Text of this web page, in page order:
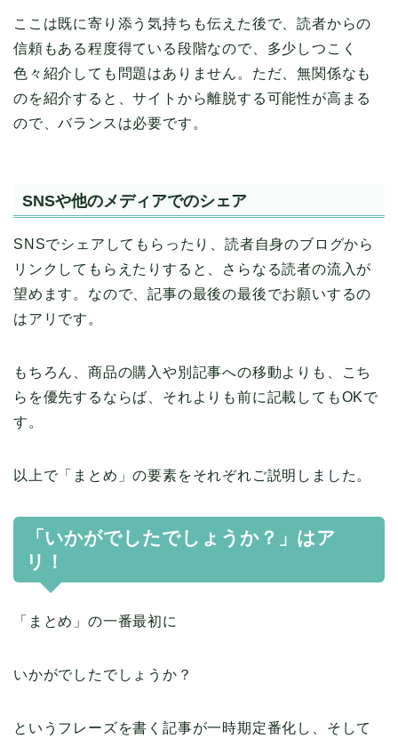
ここは既に寄り添う気持ちも伝えた後で、読者からの
信頼もある程度得ている段階なので、多少しつこく
色々紹介しても問題はありません。ただ、無関係なも
のを紹介すると、サイトから離脱する可能性が高まる
ので、バランスは必要です。
SNSや他のメディアでのシェア
SNSでシェアしてもらったり、読者自身のブログから
リンクしてもらえたりすると、さらなる読者の流入が
望めます。なので、記事の最後の最後でお願いするの
はアリです。
もちろん、商品の購入や別記事への移動よりも、こち
らを優先するならば、それよりも前に記載してもOKで
す。
以上で「まとめ」の要素をそれぞれご説明しました。
「いかがでしたでしょうか？」はア
リ！
「まとめ」の一番最初に
いかがでしたでしょうか？
というフレーズを書く記事が一時期定番化し、そして